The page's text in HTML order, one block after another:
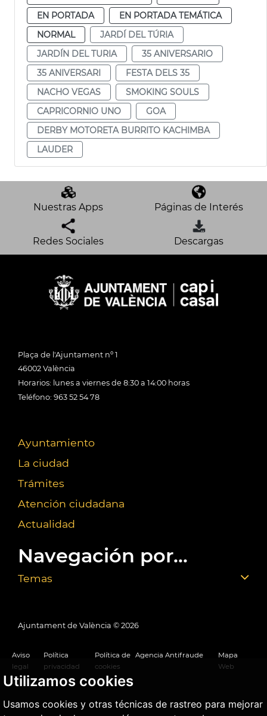
Utilizamos cookies
Usamos cookies y otras técnicas de rastreo para mejorar
EN PORTADA
EN PORTADA TEMÁTICA
NORMAL
JARDÍ DEL TÚRIA
JARDÍN DEL TURIA
35 ANIVERSARIO
35 ANIVERSARI
FESTA DELS 35
NACHO VEGAS
SMOKING SOULS
CAPRICORNIO UNO
GOA
DERBY MOTORETA BURRITO KACHIMBA
LAUDER
Nuestras Apps Páginas de Interés
Redes Sociales Descargas
Plaça de l'Ajuntament nº 1
46002 València
Horarios: lunes a viernes de 8:30 a 14:00 horas
Teléfono: 963 52 54 78
Ayuntamiento
La ciudad
Trámites
Atención ciudadana
Actualidad
Navegación por...
Temas
Ajuntament de València © 2026
Aviso
legal
Política
privacidad
Política de
cookies
Agencia Antifraude
Mapa
Web